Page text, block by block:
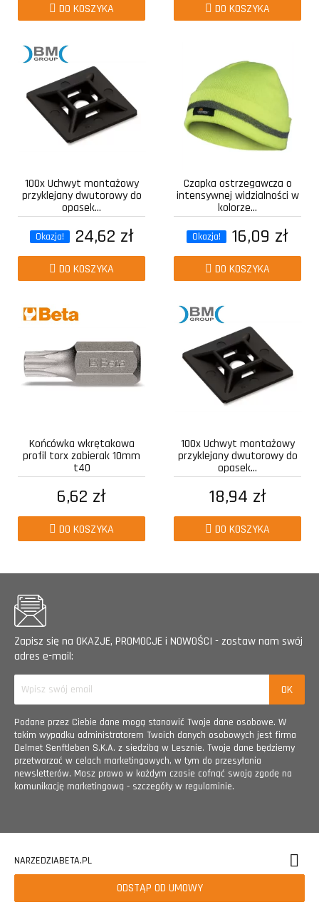
DO KOSZYKA DO KOSZYKA
100x Uchwyt montażowy
przyklejany dwutorowy do
opasek...
Okazja! 24,62 zł
DO KOSZYKA
Czapka ostrzegawcza o
intensywnej widzialności w
kolorze...
Okazja! 16,09 zł
DO KOSZYKA
Końcówka wkrętakowa
profil torx zabierak 10mm
t40
6,62 zł
DO KOSZYKA
100x Uchwyt montażowy
przyklejany dwutorowy do
opasek...
18,94 zł
DO KOSZYKA
Zapisz się na OKAZJE, PROMOCJE i NOWOŚCI - zostaw nam swój
adres e-mail:
Podane przez Ciebie dane mogą stanowić Twoje dane osobowe. W
takim wypadku administratorem Twoich danych osobowych jest firma
Delmet Senftleben S.K.A. z siedzibą w Lesznie. Twoje dane będziemy
przetwarzać w celach marketingowych, w tym do przesyłania
newsletterów. Masz prawo w każdym czasie cofnąć swoją zgodę na
komunikację marketingową - szczegóły w regulaminie.
NARZEDZIABETA.PL
ODSTĄP OD UMOWY